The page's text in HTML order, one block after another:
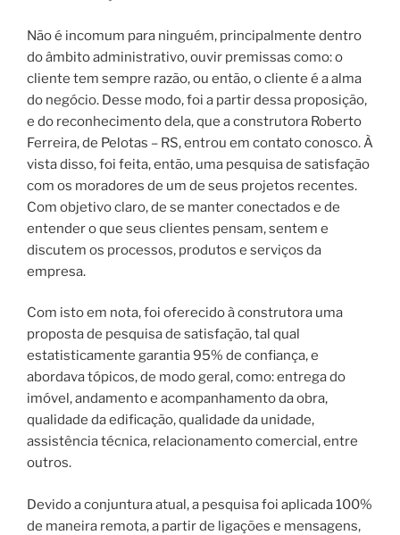
Não é incomum para ninguém, principalmente dentro
do âmbito administrativo, ouvir premissas como: o
cliente tem sempre razão, ou então, o cliente é a alma
do negócio. Desse modo, foi a partir dessa proposição,
e do reconhecimento dela, que a construtora Roberto
Ferreira, de Pelotas – RS, entrou em contato conosco. À
vista disso, foi feita, então, uma pesquisa de satisfação
com os moradores de um de seus projetos recentes.
Com objetivo claro, de se manter conectados e de
entender o que seus clientes pensam, sentem e
discutem os processos, produtos e serviços da
empresa.
Com isto em nota, foi oferecido à construtora uma
proposta de pesquisa de satisfação, tal qual
estatisticamente garantia 95% de confiança, e
abordava tópicos, de modo geral, como: entrega do
imóvel, andamento e acompanhamento da obra,
qualidade da edificação, qualidade da unidade,
assistência técnica, relacionamento comercial, entre
outros.
Devido a conjuntura atual, a pesquisa foi aplicada 100%
de maneira remota, a partir de ligações e mensagens,